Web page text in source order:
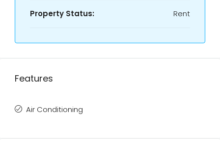
Property Status: Rent
Features
Air Conditioning